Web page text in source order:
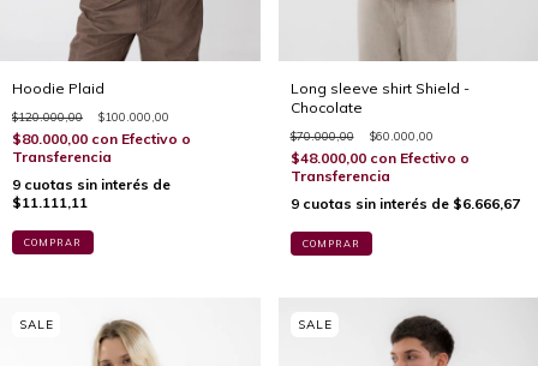
Hoodie Plaid
$120.000,00 $100.000,00
$80.000,00 con Efectivo o
Transferencia
9 cuotas sin interés de
$11.111,11
COMPRAR
Long sleeve shirt Shield -
Chocolate
$70.000,00 $60.000,00
$48.000,00 con Efectivo o
Transferencia
9 cuotas sin interés de $6.666,67
COMPRAR